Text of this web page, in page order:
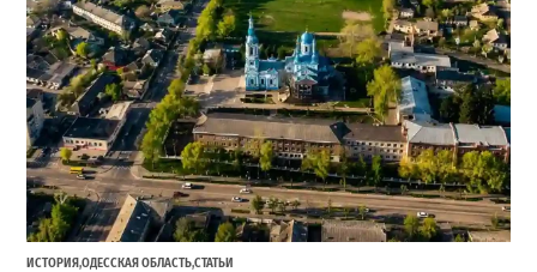
ИСТОРИЯ,ОДЕССКАЯ ОБЛАСТЬ,СТАТЬИ